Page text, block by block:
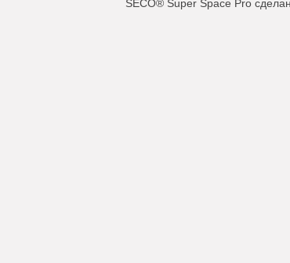
SECO® Super Space Pro